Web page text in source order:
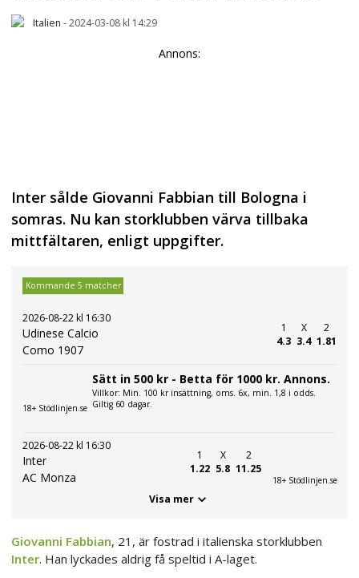
Italien -2024-03-08 kl 14:29
Annons:
Inter sålde Giovanni Fabbian till Bologna i
somras. Nu kan storklubben värva tillbaka
mittfältaren, enligt uppgifter.
Kommande 5 matcher
2026-08-22 kl 16:30
Udinese Calcio
Como 1907
1
4.3
X
3.4
2
1.81
18+ Stödlinjen.se
Sätt in 500 kr - Betta för 1000 kr. Annons.
Villkor: Min. 100 kr insättning, oms. 6x, min. 1,8 i odds.
Giltig 60 dagar.
2026-08-22 kl 16:30
Inter
AC Monza
1
1.22
X
5.8
2
11.25
18+ Stödlinjen.se
Visa mer
Giovanni Fabbian, 21, är fostrad i italienska storklubben
Inter. Han lyckades aldrig få speltid i A-laget.